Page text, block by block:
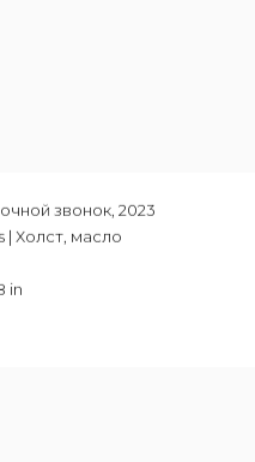
звонок, 2023
| Холст, масло
in